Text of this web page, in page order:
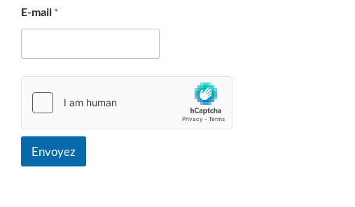
:E-mail *
Envoyez